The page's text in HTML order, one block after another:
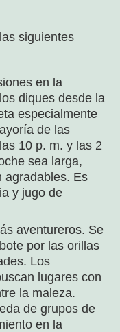
siguientes
en la
diques desde la
especialmente
de las
10 p. m. y las 2
sea larga,
agradables. Es
y jugo de
aventureros. Se
por las orillas
Los
lugares con
la maleza.
de grupos de
en la